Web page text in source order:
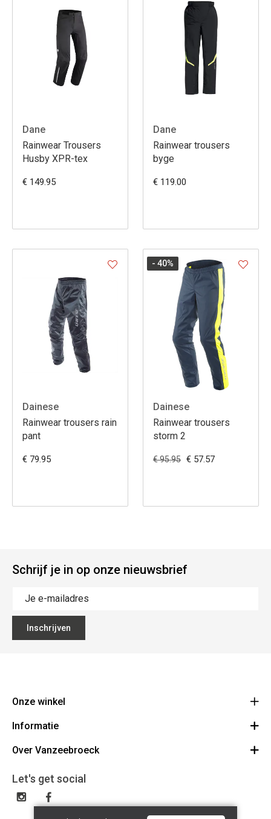
Dane
Rainwear Trousers
Husby XPR-tex
€ 149.95
Dane
Rainwear trousers
byge
€ 119.00
Dainese
Rainwear trousers rain
pant
€ 79.95
Dainese
Rainwear trousers
storm 2
€ 95.95 € 57.57
- 40%
Schrijf je in op onze nieuwsbrief
Inschrijven
Onze winkel
Vanzeebroeck Motors
1600 Sint-Pieters-Leeuw
023316022
BE0425198510
Informatie
Bestelling annuleren
Algemene voorwaarden
Disclaimer
Over Vanzeebroeck
Cadeaubon
Verzenden & Retourneren
Let's get social